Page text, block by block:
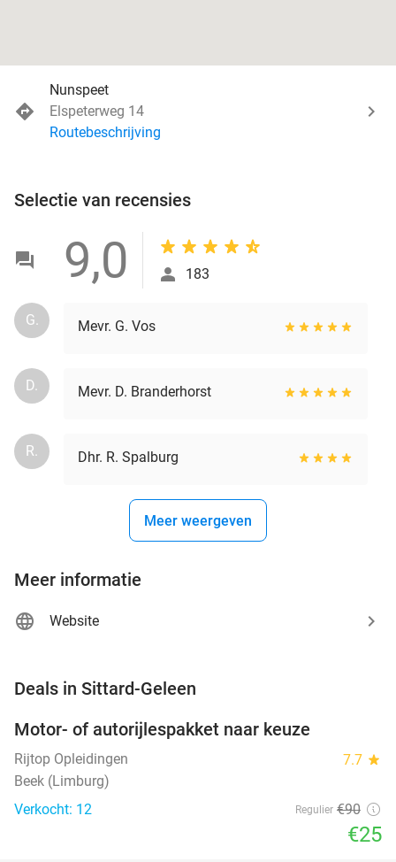
Nunspeet
Elspeterweg 14
Routebeschrijving
Selectie van recensies
9,0 183
G. Mevr. G. Vos
D. Mevr. D. Branderhorst
R. Dhr. R. Spalburg
Meer weergeven
Meer informatie
Website
Deals in Sittard-Geleen
Motor- of autorijlespakket naar keuze
Rijtop Opleidingen 7.7 star
Beek (Limburg)
Verkocht: 12
Regulier €90
€25